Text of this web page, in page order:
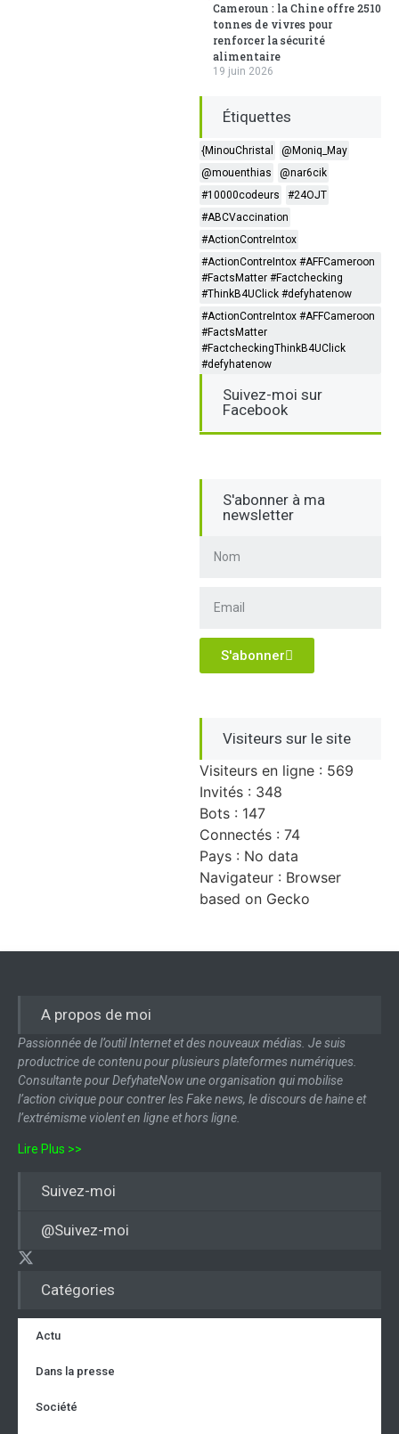
Cameroun : la Chine offre 2510
tonnes de vivres pour
renforcer la sécurité
alimentaire
19 juin 2026
Étiquettes
{MinouChristal
@Moniq_May
@mouenthias
@nar6cik
#10000codeurs
#24OJT
#ABCVaccination
#ActionContreIntox
#ActionContreIntox #AFFCameroon
#FactsMatter #Factchecking
#ThinkB4UClick #defyhatenow
#ActionContreIntox #AFFCameroon
#FactsMatter
#FactcheckingThinkB4UClick
#defyhatenow
Suivez-moi sur
Facebook
S'abonner à ma
newsletter
S'abonner
Visiteurs sur le site
Visiteurs en ligne : 569
Invités : 348
Bots : 147
Connectés : 74
Pays : No data
Navigateur : Browser
based on Gecko
Catégories
Actu
Dans la presse
Société
A propos de moi
Passionnée de l’outil Internet et des nouveaux médias. Je suis
productrice de contenu pour plusieurs plateformes numériques.
Consultante pour DefyhateNow une organisation qui mobilise
l’action civique pour contrer les Fake news, le discours de haine et
l’extrémisme violent en ligne et hors ligne.
Lire Plus >>
Suivez-moi
@Suivez-moi